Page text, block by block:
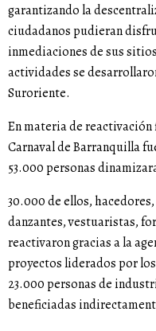
garantizando la
ciudadanos pudieran
inmediaciones de sus
actividades se
Suroriente.
En materia de reactivación
Carnaval de Barranquilla
53.000 personas
30.000 de ellos,
danzantes, vestuaristas,
reactivaron gracias a la
proyectos liderados por
23.000 personas de
beneficiadas